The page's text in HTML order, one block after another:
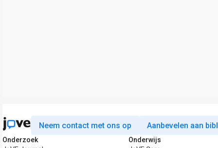
Neem contact met ons op Aanbevelen aan
Onderzoek
Onderwijs